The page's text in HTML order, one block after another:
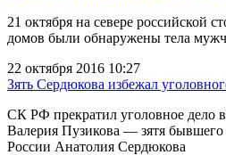
21 октября на севере российской
домов были обнаружены тела
22 октября 2016 10:27
Зять Сердюкова избежал
СК РФ прекратил уголовное дело
Валерия Пузикова — зятя бывшего
России Анатолия Сердюкова